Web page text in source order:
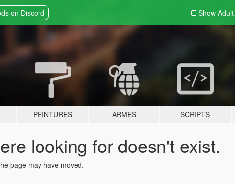
on Discord Show Adult
PEINTURES ARMES SCRIPTS
looking for doesn't exist.
page may have moved.